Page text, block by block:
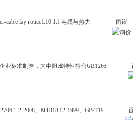
lay notice1.10.1.1 电缆与热力
面议
标准制造，其中阻燃特性符合GB1266
2-2008、MT818.12-1999、GB/T19